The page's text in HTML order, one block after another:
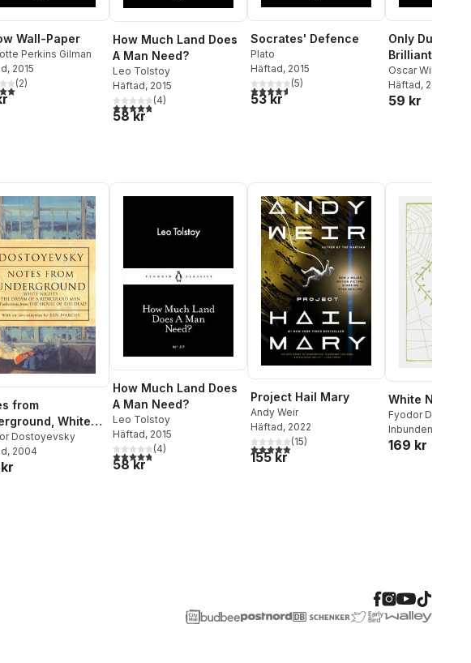
Wall-Paper
Perkins Gilman
, 2015
5 stjärnor. Totalt antal röster:
(2)
How Much Land Does
A Man Need?
Leo Tolstoy
Häftad, 2015
4,8utav 5 stjärnor. Totalt antal röster:
(4)
58 kr
Socrates' Defence
Plato
Häftad, 2015
4,6utav 5 stjärnor. Totalt antal röster:
(5)
53 kr
Only Dull
Brilliant at
Oscar Wilde
Häftad, 2016
59 kr
from
White
The Dream of
Man and
of the Dead
Dostoyevsky
, 2004
How Much Land Does
A Man Need?
Leo Tolstoy
Häftad, 2015
4,8utav 5 stjärnor. Totalt antal röster:
(4)
58 kr
Project Hail Mary
Andy Weir
Häftad, 2022
4,9utav 5 stjärnor. Totalt antal röster:
(15)
155 kr
White Nights
Fyodor
Inbunden
169 kr